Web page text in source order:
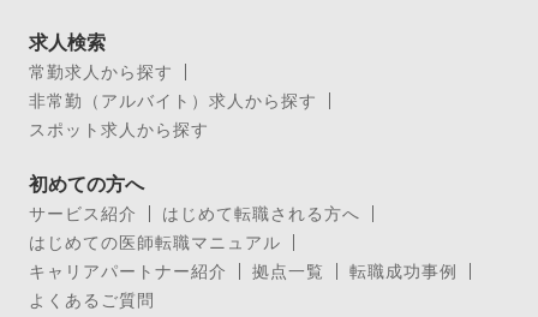
求人検索
常勤求人から探す
非常勤（アルバイト）求人から探す
スポット求人から探す
初めての方へ
サービス紹介
はじめて転職される方へ
はじめての医師転職マニュアル
キャリアパートナー紹介
拠点一覧
転職成功事例
よくあるご質問